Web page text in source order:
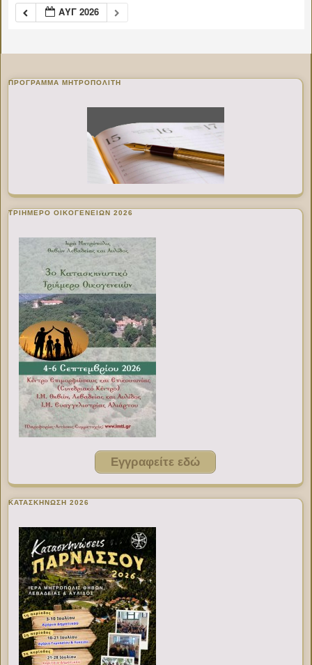
ΑΥΓ 2026
ΠΡΌΓΡΑΜΜΑ ΜΗΤΡΟΠΟΛΊΤΗ
ΤΡΙΗΜΕΡΟ ΟΙΚΟΓΕΝΕΙΩΝ 2026
Εγγραφείτε εδώ
ΚΑΤΑΣΚΗΝΩΣΗ 2026